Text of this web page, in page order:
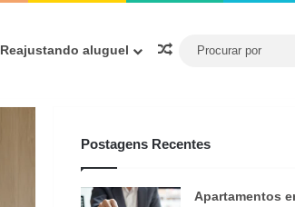
Reajustando aluguel Artigo aleatório
Postagens Recentes
Apartamentos